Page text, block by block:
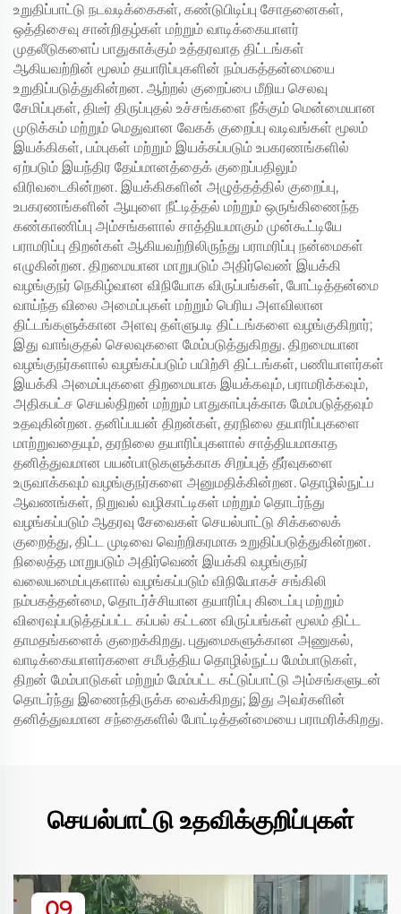
உறுதிப்பாட்டு நடவடிக்கைகள், கண்டுபிடிப்பு சோதனைகள்,
ஒத்திசைவு சான்றிதழ்கள் மற்றும் வாடிக்கையாளர்
முதலீடுகளைப் பாதுகாக்கும் உத்தரவாத திட்டங்கள்
ஆகியவற்றின் மூலம் தயாரிப்புகளின் நம்பகத்தன்மையை
உறுதிப்படுத்துகின்றன. ஆற்றல் குறைப்பை மீறிய செலவு
சேமிப்புகள், திடீர் திருப்புதல் உச்சங்களை நீக்கும் மென்மையான
முடுக்கம் மற்றும் மெதுவான வேகக் குறைப்பு வடிவங்கள் மூலம்
இயக்கிகள், பம்புகள் மற்றும் இயக்கப்படும் உபகரணங்களில்
ஏற்படும் இயந்திர தேய்மானத்தைக் குறைப்பதிலும்
விரிவடைகின்றன. இயக்கிகளின் அழுத்தத்தில் குறைப்பு,
உபகரணங்களின் ஆயுளை நீட்டித்தல் மற்றும் ஒருங்கிணைந்த
கண்காணிப்பு அம்சங்களால் சாத்தியமாகும் முன்கூட்டியே
பராமரிப்பு திறன்கள் ஆகியவற்றிலிருந்து பராமரிப்பு நன்மைகள்
எழுகின்றன. திறமையான மாறுபடும் அதிர்வெண் இயக்கி
வழங்குநர் நெகிழ்வான விநியோக விருப்பங்கள், போட்டித்தன்மை
வாய்ந்த விலை அமைப்புகள் மற்றும் பெரிய அளவிலான
திட்டங்களுக்கான அளவு தள்ளுபடி திட்டங்களை வழங்குகிறார்;
இது வாங்குதல் செலவுகளை மேம்படுத்துகிறது. திறமையான
வழங்குநர்களால் வழங்கப்படும் பயிற்சி திட்டங்கள், பணியாளர்கள்
இயக்கி அமைப்புகளை திறமையாக இயக்கவும், பராமரிக்கவும்,
அதிகபட்ச செயல்திறன் மற்றும் பாதுகாப்புக்காக மேம்படுத்தவும்
உதவுகின்றன. தனிப்பயன் திறன்கள், தரநிலை தயாரிப்புகளை
மாற்றுவதையும், தரநிலை தயாரிப்புகளால் சாத்தியமாகாத
தனித்துவமான பயன்பாடுகளுக்காக சிறப்புத் தீர்வுகளை
உருவாக்கவும் வழங்குநர்களை அனுமதிக்கின்றன. தொழில்நுட்ப
ஆவணங்கள், நிறுவல் வழிகாட்டிகள் மற்றும் தொடர்ந்து
வழங்கப்படும் ஆதரவு சேவைகள் செயல்பாட்டு சிக்கலைக்
குறைத்து, திட்ட முடிவை வெற்றிகரமாக உறுதிப்படுத்துகின்றன.
நிலைத்த மாறுபடும் அதிர்வெண் இயக்கி வழங்குநர்
வலையமைப்புகளால் வழங்கப்படும் விநியோகச் சங்கிலி
நம்பகத்தன்மை, தொடர்ச்சியான தயாரிப்பு கிடைப்பு மற்றும்
விரைவுப்படுத்தப்பட்ட கப்பல் கட்டண விருப்பங்கள் மூலம் திட்ட
தாமதங்களைக் குறைக்கிறது. புதுமைகளுக்கான அணுகல்,
வாடிக்கையாளர்களை சமீபத்திய தொழில்நுட்ப மேம்பாடுகள்,
திறன் மேம்பாடுகள் மற்றும் மேம்பட்ட கட்டுப்பாட்டு அம்சங்களுடன்
தொடர்ந்து இணைந்திருக்க வைக்கிறது; இது அவர்களின்
தனித்துவமான சந்தைகளில் போட்டித்தன்மையை பராமரிக்கிறது.
செயல்பாட்டு உதவிக்குறிப்புகள்